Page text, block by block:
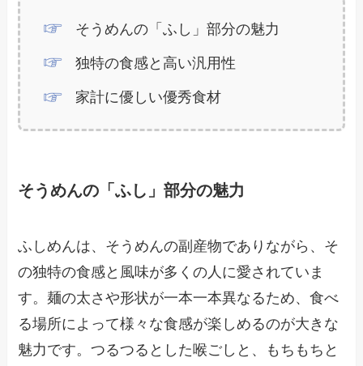
そうめんの「ふし」部分の魅力
独特の食感と高い汎用性
家計に優しい優秀食材
そうめんの「ふし」部分の魅力
ふしめんは、そうめんの副産物でありながら、そ
の独特の食感と風味が多くの人に愛されていま
す。麺の太さや形状が一本一本異なるため、食べ
る場所によって様々な食感が楽しめるのが大きな
魅力です。つるつるとした喉ごしと、もちもちと